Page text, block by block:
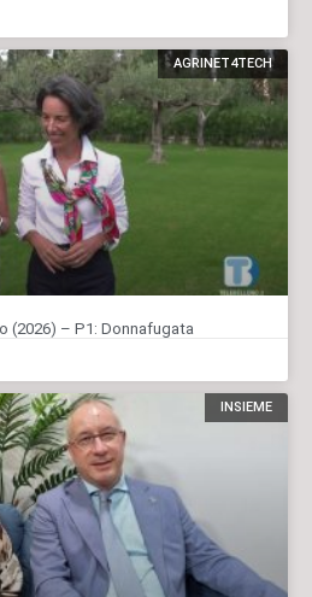
AGRINET4TECH
(2026) – P1: Donnafugata
INSIEME